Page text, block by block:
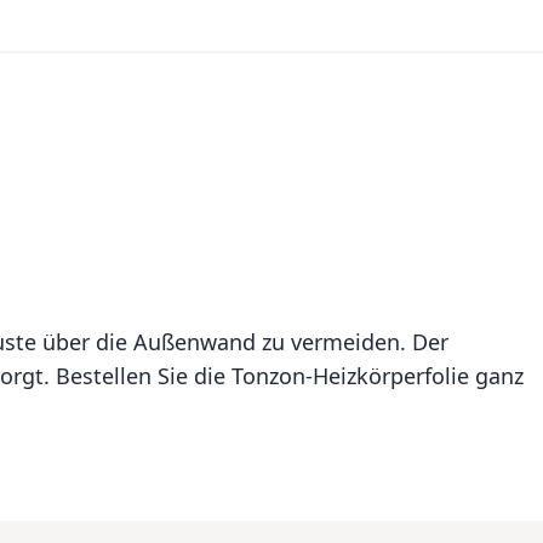
über die Außenwand zu vermeiden. Der
Bestellen Sie die Tonzon-Heizkörperfolie ganz